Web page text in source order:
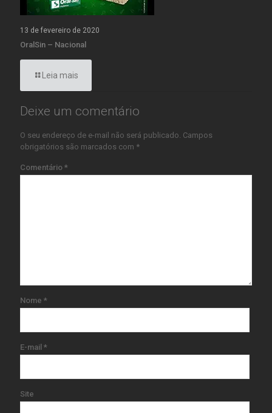
13 de fevereiro de 2020
OralSin – Nacional
Leia mais
Deixe um comentário
O seu endereço de e-mail não será publicado. Campos
obrigatórios são marcados com *
Comentário *
Nome *
E-mail *
Site